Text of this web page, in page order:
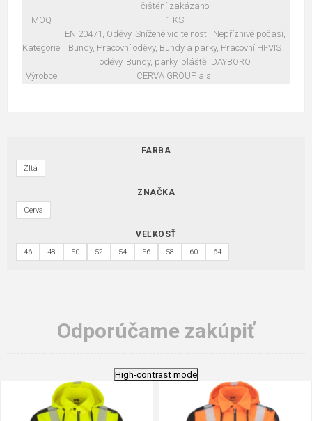
čištění zakázáno
MOQ
1 KS
Kategorie
EN 20471, Oděvy, Snížené viditelnosti, Nepříznivé počasí,
Bundy, Pracovní oděvy, Bundy a parky, Pracovní HI-VIS
oděvy, Bundy, parky, pláště, DAYBORO
Výrobce
CERVA GROUP a.s.
FARBA
Žltá
ZNAČKA
Cerva
VEĽKOSŤ
46 48 50 52 54 56 58 60 64
Odporúčame zakúpiť
High-contrast mode